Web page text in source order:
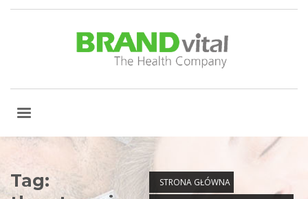
STRONA GŁÓWNA
Tag: